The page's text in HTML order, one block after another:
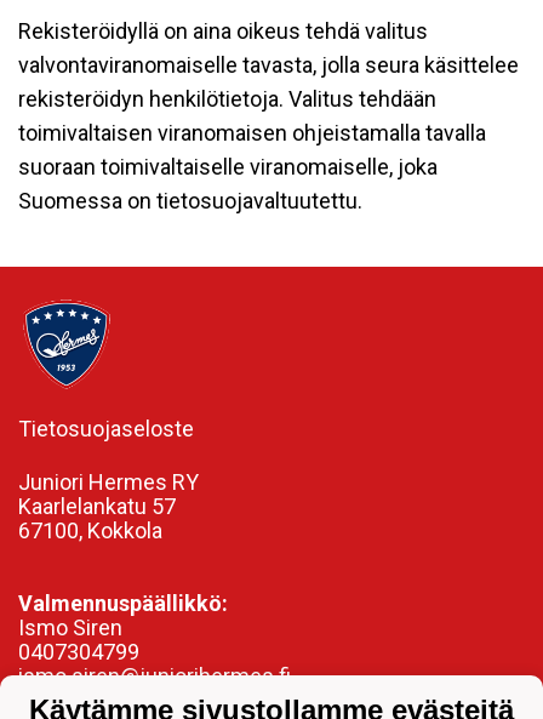
Rekisteröidyllä on aina oikeus tehdä valitus
valvontaviranomaiselle tavasta, jolla seura käsittelee
rekisteröidyn henkilötietoja. Valitus tehdään
toimivaltaisen viranomaisen ohjeistamalla tavalla
suoraan toimivaltaiselle viranomaiselle, joka
Suomessa on tietosuojavaltuutettu.
Tietosuojaseloste
Juniori Hermes RY
Kaarlelankatu 57
67100, Kokkola
Valmennuspäällikkö:
Ismo Siren
0407304799
ismo.siren@juniorihermes.fi
Käytämme sivustollamme evästeitä